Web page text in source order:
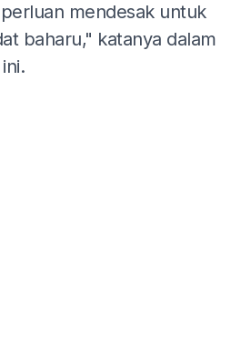
mendesak untuk
baharu," katanya dalam